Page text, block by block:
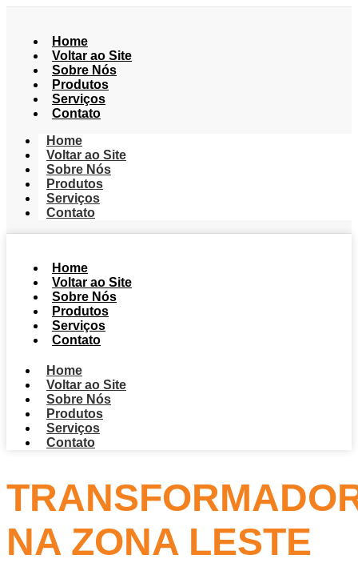
Home
Voltar ao Site
Sobre Nós
Produtos
Serviços
Contato
Home
Voltar ao Site
Sobre Nós
Produtos
Serviços
Contato
Home
Voltar ao Site
Sobre Nós
Produtos
Serviços
Contato
Home
Voltar ao Site
Sobre Nós
Produtos
Serviços
Contato
NA ZONA LESTE